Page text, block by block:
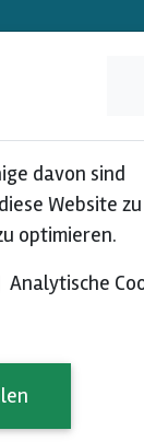
davon sind
Website zu
optimieren.
Analytische